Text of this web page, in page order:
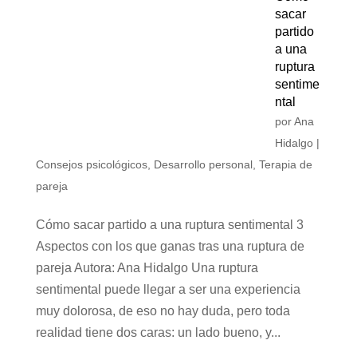
sacar
partido
a una
ruptura
sentime
ntal
porAna
Hidalgo|
Consejos psicológicos, Desarrollo personal, Terapia de
pareja
Cómo sacar partido a una ruptura sentimental 3
Aspectos con los que ganas tras una ruptura de
pareja Autora: Ana Hidalgo Una ruptura
sentimental puede llegar a ser una experiencia
muy dolorosa, de eso no hay duda, pero toda
realidad tiene dos caras: un lado bueno, y...